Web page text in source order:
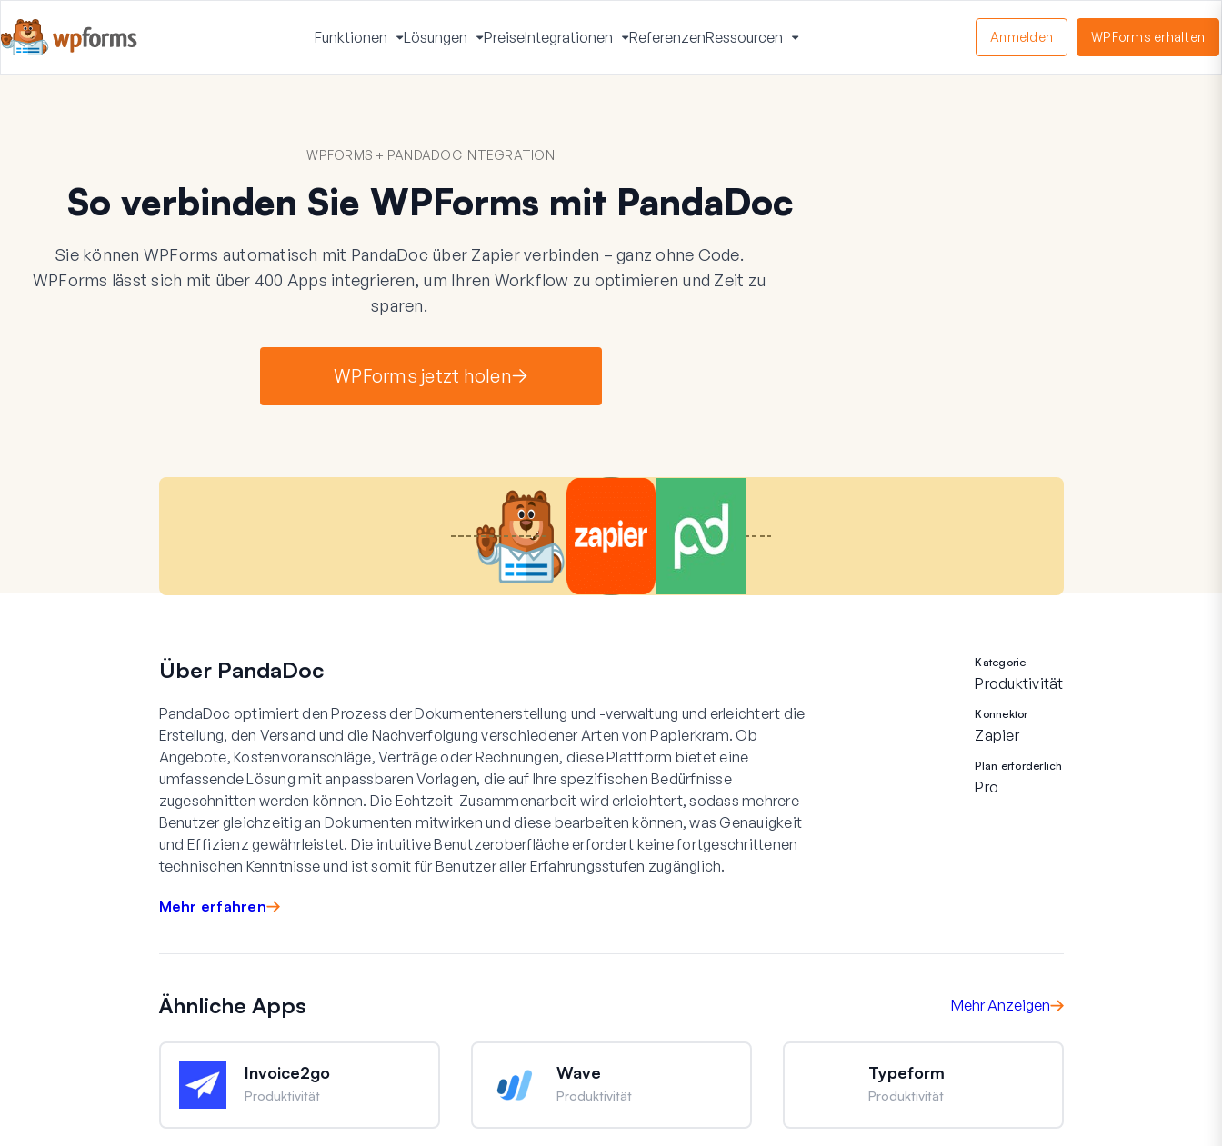
Funktionen
Menü
umschalten
Lösungen
Menü
umschalten
PreiseIntegrationen
Menü
umschalten
ReferenzenRessourcen
umschalten
Anmelden WPForms erhalten
WPFORMS + PANDADOC INTEGRATION
So verbinden Sie WPForms mit PandaDoc
Sie können WPForms automatisch mit PandaDoc über Zapier verbinden – ganz ohne Code.
WPForms lässt sich mit über 400 Apps integrieren, um Ihren Workflow zu optimieren und Zeit zu
sparen.
WPForms jetzt holen
Über PandaDoc
PandaDoc optimiert den Prozess der Dokumentenerstellung und -verwaltung und erleichtert die
Erstellung, den Versand und die Nachverfolgung verschiedener Arten von Papierkram. Ob
Angebote, Kostenvoranschläge, Verträge oder Rechnungen, diese Plattform bietet eine
umfassende Lösung mit anpassbaren Vorlagen, die auf Ihre spezifischen Bedürfnisse
zugeschnitten werden können. Die Echtzeit-Zusammenarbeit wird erleichtert, sodass mehrere
Benutzer gleichzeitig an Dokumenten mitwirken und diese bearbeiten können, was Genauigkeit
und Effizienz gewährleistet. Die intuitive Benutzeroberfläche erfordert keine fortgeschrittenen
technischen Kenntnisse und ist somit für Benutzer aller Erfahrungsstufen zugänglich.
Mehr erfahren
Kategorie
Produktivität
Konnektor
Zapier
Plan erforderlich
Pro
Ähnliche Apps Mehr Anzeigen
Invoice2go
Produktivität
Wave
Produktivität
Typeform
Produktivität